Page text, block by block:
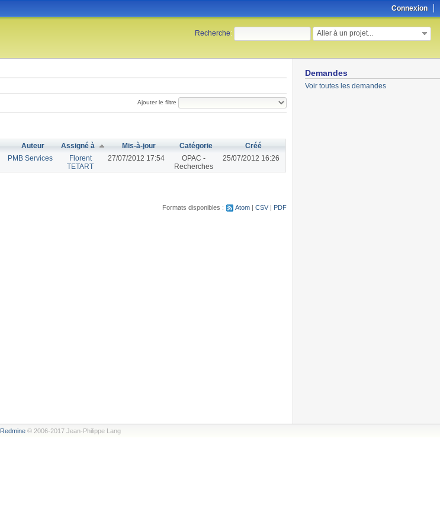
Connexion
Recherche: Aller à un projet...
Demandes
Voir toutes les demandes
Ajouter le filtre
Auteur Assigné à Mis-à-jour Catégorie
Créé
PMB Services
Florent
TETART
27/07/2012 17:54
OPAC -
Recherches
25/07/2012 16:26
Formats disponibles : Atom CSV PDF
Redmine© 2006-2017 Jean-Philippe Lang